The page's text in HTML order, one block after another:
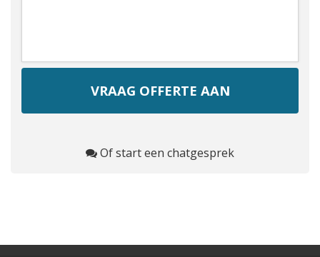
Of start een chatgesprek